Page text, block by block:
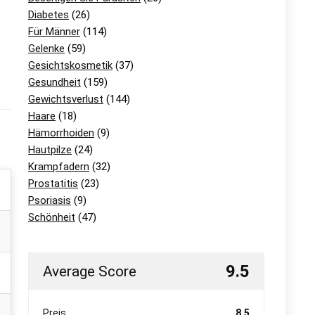
Diabetes (26)
Für Männer (114)
Gelenke (59)
Gesichtskosmetik (37)
Gesundheit (159)
Gewichtsverlust (144)
Haare (18)
Hämorrhoiden (9)
Hautpilze (24)
Krampfadern (32)
Prostatitis (23)
Psoriasis (9)
Schönheit (47)
Average Score 9.5
Preis 8.5